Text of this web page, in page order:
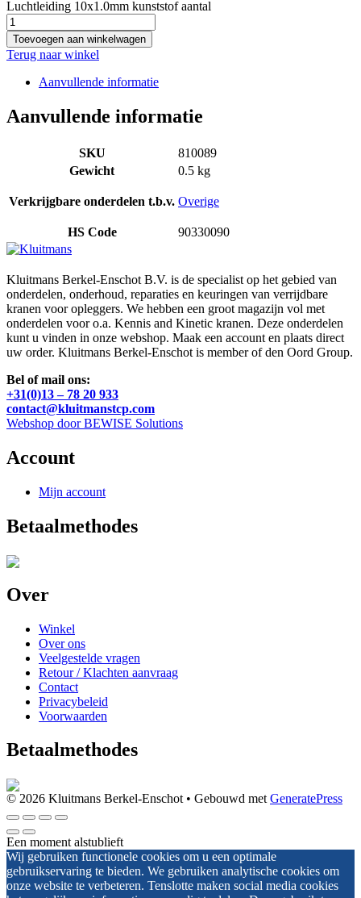
Luchtleiding 10x1.0mm kunststof aantal
Toevoegen aan winkelwagen
Terug naar winkel
Aanvullende informatie
Aanvullende informatie
SKU
810089
Gewicht
0.5 kg
Verkrijgbare onderdelen t.b.v. Overige
HS Code 90330090
Kluitmans Berkel-Enschot B.V. is de specialist op het gebied van
onderdelen, onderhoud, reparaties en keuringen van verrijdbare
kranen voor opleggers. We hebben een groot magazijn vol met
onderdelen voor o.a. Kennis and Kinetic kranen. Deze onderdelen
kunt u vinden in onze webshop. Maak een account en plaats direct
uw order. Kluitmans Berkel-Enschot is member of den Oord Group.
Bel of mail ons:
+31(0)13 – 78 20 933
contact@kluitmanstcp.com
Webshop door BEWISE Solutions
Account
Mijn account
Betaalmethodes
Over
Winkel
Over ons
Veelgestelde vragen
Retour / Klachten aanvraag
Contact
Privacybeleid
Voorwaarden
Betaalmethodes
© 2026 Kluitmans Berkel-Enschot • Gebouwd met GeneratePress
Een moment alstublieft
Wij gebruiken functionele cookies om u een optimale
gebruikservaring te bieden. We gebruiken analytische cookies om
onze website te verbeteren. Tenslotte maken social media cookies